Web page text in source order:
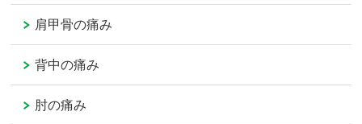
肩甲骨の痛み
背中の痛み
肘の痛み